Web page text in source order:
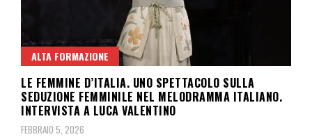
ALTA FORMAZIONE
LE FEMMINE D’ITALIA. UNO SPETTACOLO SULLA
SEDUZIONE FEMMINILE NEL MELODRAMMA ITALIANO.
INTERVISTA A LUCA VALENTINO
FEBBRAIO 5, 2026